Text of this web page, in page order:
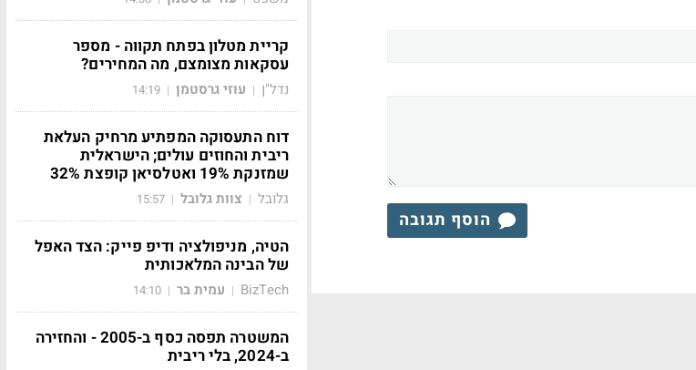
הוסף תגובה
קריית מטלון בפתח תקווה - מספר
עסקאות מצומצם, מה המחירים?
נדל"ן | עוזי גרסטמן |
14:19
דוח התעסוקה המפתיע מרחיק העלאת
ריבית והחוזים עולים; הישראלית
שמזנקת 19% ואטלסיאן קופצת 32%
גלובל | צוות גלובל |
15:57
הטיה, מניפולציה ודיפ פייק: הצד האפל
של הבינה המלאכותית
BizTech
| עמית בר |
14:10
המשטרה תפסה כסף ב-2005 - והחזירה
ב-2024, בלי ריבית